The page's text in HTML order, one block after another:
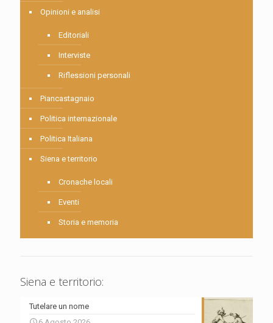
Opinioni e analisi
Editoriali
Interviste
Riflessioni personali
Piancastagnaio
Politica internazionale
Politica Italiana
Siena e territorio
Cronache locali
Eventi
Storia e memoria
Siena e territorio:
Tutelare un nome